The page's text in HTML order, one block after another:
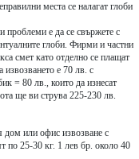
места се налагат глоби
проблеми е да се свържете с
глоби. Фирми и частни
смет като отделно се плащат
извозването е 70 лв. с
= 80 лв., които да изнесат
ще ви струва 225-230 лв.
дом или офис извозване с
по 25-30 кг. 1 лев бр. около 40